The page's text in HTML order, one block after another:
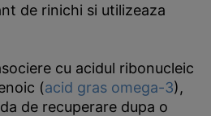
de rinichi si utilizeaza
cu acidul ribonucleic
(acid gras omega-3),
de recuperare dupa o